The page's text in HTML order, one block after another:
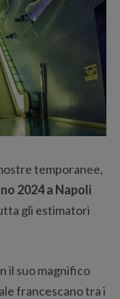
temporanee,
2024 a Napoli
gli estimatori
il suo magnifico
francescano tra i